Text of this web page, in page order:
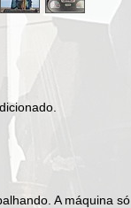
A máquina só